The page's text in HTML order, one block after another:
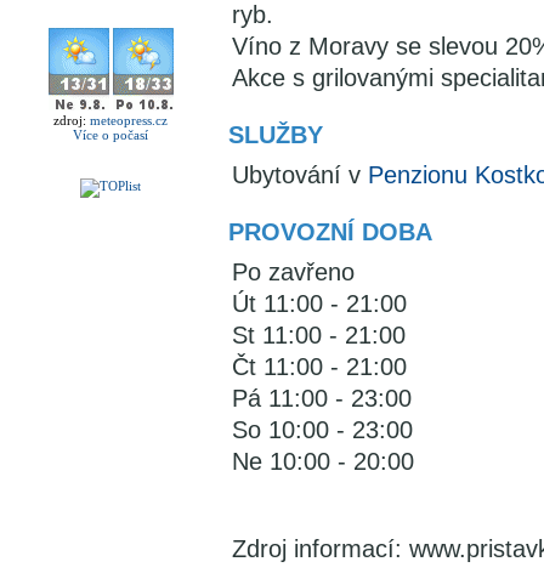
zdroj: meteopress.cz
Více o počasí
ryb.
Víno z Moravy se slevou
Akce s grilovanými
SLUŽBY
Ubytování v Penzionu
PROVOZNÍ DOBA
Po zavřeno
Út 11:00 - 21:00
St 11:00 - 21:00
Čt 11:00 - 21:00
Pá 11:00 - 23:00
So 10:00 - 23:00
Ne 10:00 - 20:00
Zdroj informací: